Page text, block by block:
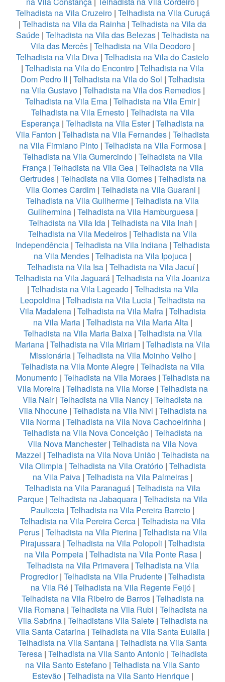
Telhadista na Vila Cruzeiro | Telhadista na Vila Curuçá
| Telhadista na Vila da Rainha | Telhadista na Vila da
Saúde| Telhadista na Vila das Belezas| Telhadista na
Vila das Mercês| Telhadista na Vila Deodoro|
Telhadista na Vila Diva | Telhadista na Vila do Castelo
| Telhadista na Vila do Encontro | Telhadista na Vila
Dom Pedro II | Telhadista na Vila do Sol | Telhadista
na Vila Gustavo| Telhadista na Vila dos Remedios|
Telhadista na Vila Ema | Telhadista na Vila Emir|
Telhadista na Vila Ernesto| Telhadista na Vila
Esperança | Telhadista na Vila Ester| Telhadista na
Vila Fanton | Telhadista na Vila Fernandes | Telhadista
na Vila Firmiano Pinto | Telhadista na Vila Formosa |
Telhadista na Vila Gumercindo| Telhadista na Vila
França| Telhadista na Vila Gea| Telhadista na Vila
Gertrudes| Telhadista na Vila Gomes| Telhadista na
Vila Gomes Cardim| Telhadista na Vila Guarani |
Telhadista na Vila Guilherme | Telhadista na Vila
Guilhermina| Telhadista na Vila Hamburguesa|
Telhadista na Vila Ida| Telhadista na Vila Inah |
Telhadista na Vila Medeiros | Telhadista na Vila
Independência| Telhadista na Vila Indiana| Telhadista
na Vila Mendes | Telhadista na Vila Ipojuca |
Telhadista na Vila Isa| Telhadista na Vila Jacuí|
Telhadista na Vila Jaguará | Telhadista na Vila Joaniza
| Telhadista na Vila Lageado| Telhadista na Vila
Leopoldina| Telhadista na Vila Lucia| Telhadista na
Vila Madalena| Telhadista na Vila Mafra | Telhadista
na Vila Maria| Telhadista na Vila Maria Alta|
Telhadista na Vila Maria Baixa| Telhadista na Vila
Mariana | Telhadista na Vila Miriam | Telhadista na Vila
Missionária| Telhadista na Vila Moinho Velho|
Telhadista na Vila Monte Alegre| Telhadista na Vila
Monumento| Telhadista na Vila Moraes| Telhadista na
Vila Moreira | Telhadista na Vila Morse | Telhadista na
Vila Nair| Telhadista na Vila Nancy | Telhadista na
Vila Nhocune| Telhadista na Vila Nivi | Telhadista na
Vila Norma| Telhadista na Vila Nova Cachoeirinha|
Telhadista na Vila Nova Conceição| Telhadista na
Vila Nova Manchester| Telhadista na Vila Nova
Mazzei | Telhadista na Vila Nova União | Telhadista na
Vila Olimpia | Telhadista na Vila Oratório | Telhadista
na Vila Paiva | Telhadista na Vila Palmeiras |
Telhadista na Vila Paranaguá| Telhadista na Vila
Parque | Telhadista na Jabaquara | Telhadista na Vila
Pauliceia | Telhadista na Vila Pereira Barreto |
Telhadista na Vila Pereira Cerca| Telhadista na Vila
Perus| Telhadista na Vila Pierina| Telhadista na Vila
Pirajussara | Telhadista na Vila Polopoli | Telhadista
na Vila Pompeia| Telhadista na Vila Ponte Rasa|
Telhadista na Vila Primavera| Telhadista na Vila
Progredior| Telhadista na Vila Prudente | Telhadista
na Vila Ré| Telhadista na Vila Regente Feijó|
Telhadista na Vila Ribeiro de Barros| Telhadista na
Vila Romana| Telhadista na Vila Rubi | Telhadista na
Vila Sabrina| Telhadistans Vila Salete| Telhadista na
Vila Santa Catarina | Telhadista na Vila Santa Eulalia |
Telhadista na Vila Santana | Telhadista na Vila Santa
Teresa| Telhadista na Vila Santo Antonio| Telhadista
na Vila Santo Estefano | Telhadista na Vila Santo
Estevão| Telhadista na Vila Santo Henrique|